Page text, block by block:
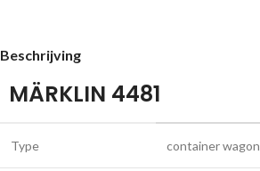
Beschrijving
MÄRKLIN 4481
Type container wagon